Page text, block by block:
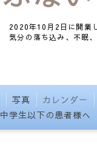
2020年10月2日に開業
気分の落ち込み、不眠
写真 カレンダー
中学生以下の患者様へ